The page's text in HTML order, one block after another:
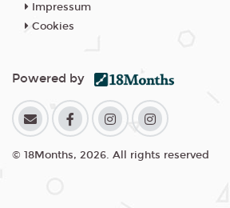
Impressum
Cookies
Powered by
© 18Months, 2026. All rights reserved